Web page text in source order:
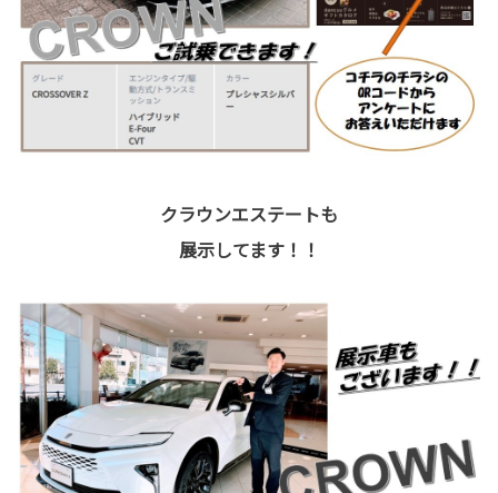
クラウンエステートも
展示してます！！